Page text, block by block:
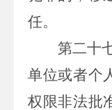
任。
第二十
单位或者个
权限非法批